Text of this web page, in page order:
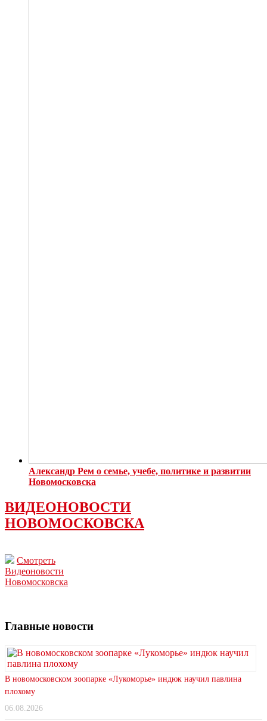
Александр Рем о семье, учебе, политике и развитии
Новомосковска
ВИДЕОНОВОСТИ
НОВОМОСКОВСКА
Смотреть
Видеоновости
Новомосковска
Главные новости
В новомосковском зоопарке «Лукоморье» индюк научил павлина
плохому
06.08.2026